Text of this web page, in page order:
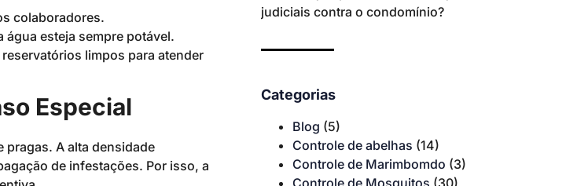
colaboradores.
água esteja sempre potável.
limpos para atender
Especial
A alta densidade
de infestações. Por isso, a
judiciais contra o condomínio?
Categorias
Blog (5)
Controle de abelhas (14)
Controle de Marimbomdo (3)